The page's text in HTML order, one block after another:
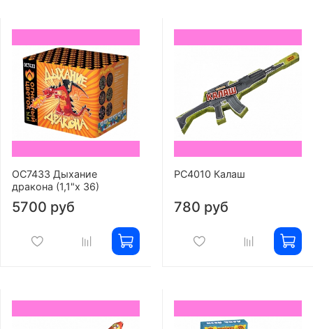
ОС7433 Дыхание
дракона (1,1"х 36)
5700 руб
РС4010 Калаш
780 руб